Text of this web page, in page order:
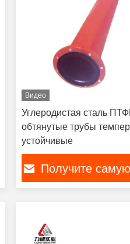
Видео
Углеродистая сталь
обтянутые трубы
устойчивые
Получите